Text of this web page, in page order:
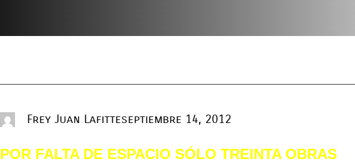
Frey Juan Lafitteseptiembre 14, 2012
POR FALTA DE ESPACIO SÓLO TREINTA OBRAS